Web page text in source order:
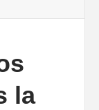
la